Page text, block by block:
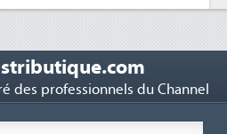
des professionnels du Channel